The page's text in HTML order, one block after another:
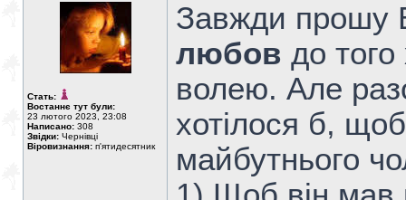
Стать:
Востаннє тут були:
23 лютого 2023, 23:08
Написано: 308
Звідки: Чернівці
Віровизнання: п'ятидесятник
Завжди прошу
любов до
волею. Але
хотілося б,
майбутнього